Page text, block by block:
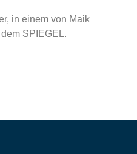
in einem von Maik
SPIEGEL.